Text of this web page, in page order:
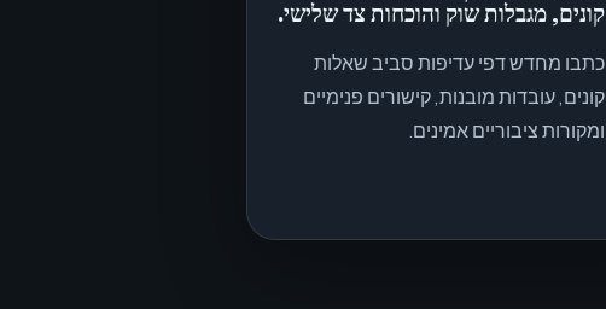
קונים, מגבלות שוק והוכחות צד שלישי.
כתבו מחדש דפי עדיפות סביב שאלות
קונים, עובדות מובנות, קישורים פנימיים
ומקורות ציבוריים אמינים.